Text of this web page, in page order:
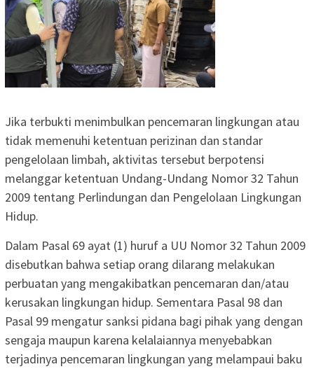
Jika terbukti menimbulkan pencemaran lingkungan atau
tidak memenuhi ketentuan perizinan dan standar
pengelolaan limbah, aktivitas tersebut berpotensi
melanggar ketentuan Undang-Undang Nomor 32 Tahun
2009 tentang Perlindungan dan Pengelolaan Lingkungan
Hidup.
Dalam Pasal 69 ayat (1) huruf a UU Nomor 32 Tahun 2009
disebutkan bahwa setiap orang dilarang melakukan
perbuatan yang mengakibatkan pencemaran dan/atau
kerusakan lingkungan hidup. Sementara Pasal 98 dan
Pasal 99 mengatur sanksi pidana bagi pihak yang dengan
sengaja maupun karena kelalaiannya menyebabkan
terjadinya pencemaran lingkungan yang melampaui baku